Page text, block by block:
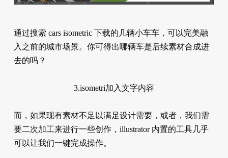
通过搜索 cars isometric 下载的几辆小车车，可以完美融
入之前的城市场景。你可得出哪辆车是后续素材合成进
去的吗？
3.isometri加入文字内容
而，如果现有素材不足以满足设计需要，或者，我们需
要二次加工来进行一些创作，illustrator 内置的工具几乎
可以让我们一键完成操作。